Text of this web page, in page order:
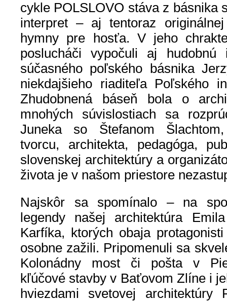
cykle POLSLOVO stáva z básnika
interpret – aj tentoraz
hymny pre hosťa. V jeho
poslucháči vypočuli aj hudobnú
súčasného poľského básnika
niekdajšieho riaditeľa Poľského
Zhudobnená báseň bola o
mnohých súvislostiach sa
Juneka so Štefanom
tvorcu, architekta, pedagóga,
slovenskej architektúry a
života je v našom priestore
Najskôr sa spomínalo – na
legendy našej architektúra
Karfíka, ktorých obaja
osobne zažili. Pripomenuli sa
Kolonádny most či pošta v
kľúčové stavby v Baťovom Zlíne i
hviezdami svetovej